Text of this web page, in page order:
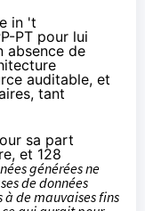
in 't
PT pour lui
absence de
auditable, et
tant
sa part
et 128
générées ne
de données
à de mauvaises fins